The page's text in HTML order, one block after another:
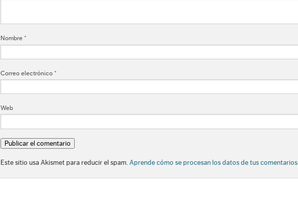
Nombre *
Correo electrónico *
Web
Este sitio usa Akismet para reducir el spam. Aprende cómo se procesan los datos de tus comentarios.